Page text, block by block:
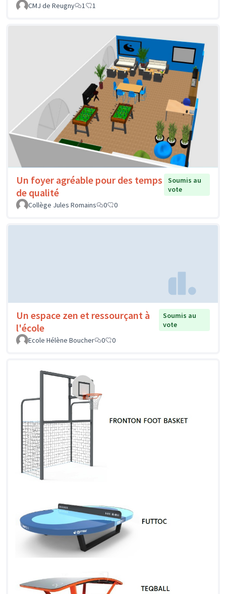
CMJ de Reugny
1 1
Un foyer agréable pour des temps
de qualité
Soumis au
vote
Collège Jules Romains
0 0
Un espace zen et ressourçant à
l'école
Soumis au
vote
Ecole Hélène Boucher
0 0